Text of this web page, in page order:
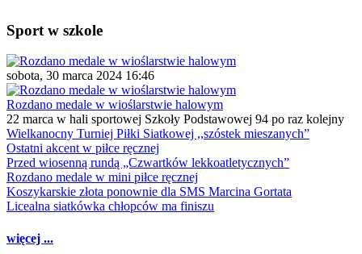
Sport w szkole
sobota, 30 marca 2024 16:46
Rozdano medale w wioślarstwie halowym
22 marca w hali sportowej Szkoły Podstawowej 94 po raz kolejny
Wielkanocny Turniej Piłki Siatkowej ,,szóstek mieszanych”
Ostatni akcent w piłce ręcznej
Przed wiosenną rundą „Czwartków lekkoatletycznych”
Rozdano medale w mini piłce ręcznej
Koszykarskie złota ponownie dla SMS Marcina Gortata
Licealna siatkówka chłopców ma finiszu
więcej ...